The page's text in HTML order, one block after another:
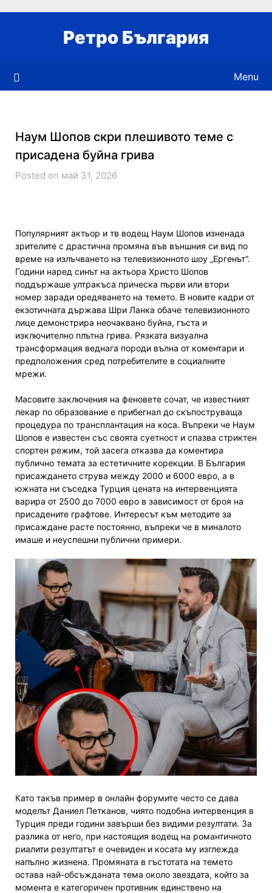
Ретро България
Menu
Наум Шопов скри плешивото теме с
присадена буйна грива
Posted on май 31, 2026
Популярният актьор и тв водещ Наум Шопов изненада
зрителите с драстична промяна във външния си вид по
време на излъчването на телевизионното шоу „Ергенът“.
Години наред синът на актьора Христо Шопов
поддържаше ултракъса прическа първи или втори
номер заради оредяването на темето. В новите кадри от
екзотичната държава Шри Ланка обаче телевизионното
лице демонстрира неочаквано буйна, гъста и
изключително плътна грива. Рязката визуална
трансформация веднага породи вълна от коментари и
предположения сред потребителите в социалните
мрежи.
Масовите заключения на феновете сочат, че известният
лекар по образование е прибегнал до скъпоструваща
процедура по трансплантация на коса. Въпреки че Наум
Шопов е известен със своята суетност и спазва стриктен
спортен режим, той засега отказва да коментира
публично темата за естетичните корекции. В България
присаждането струва между 2000 и 6000 евро, а в
южната ни съседка Турция цената на интервенцията
варира от 2500 до 7000 евро в зависимост от броя на
присадените графтове. Интересът към методите за
присаждане расте постоянно, въпреки че в миналото
имаше и неуспешни публични примери.
Като такъв пример в онлайн форумите често се дава
моделът Даниел Петканов, чиято подобна интервенция в
Турция преди години завърши без видими резултати. За
разлика от него, при настоящия водещ на романтичното
риалити резултатът е очевиден и косата му изглежда
напълно жизнена. Промяната в гъстотата на темето
остава най-обсъжданата тема около звездата, който за
момента е категоричен противник единствено на